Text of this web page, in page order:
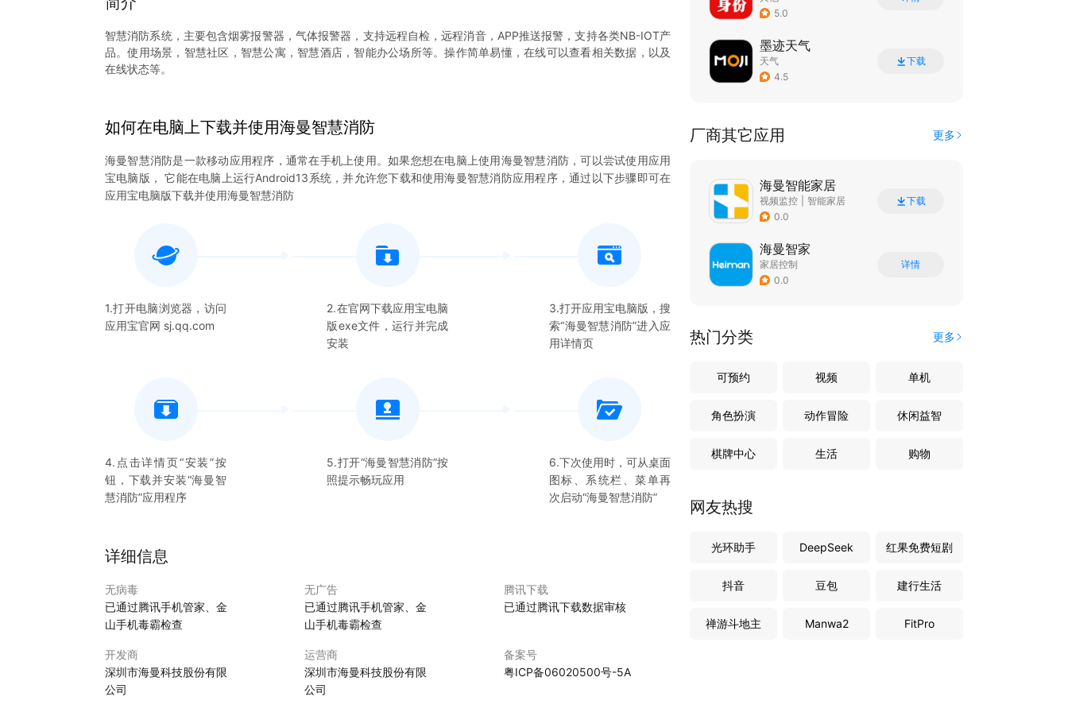
智慧消防系统，主要包含烟雾报警器，气体报警器，支持远程自检，远程消音，APP推送报警，支持各类NB-IOT产
品。使用场景，智慧社区，智慧公寓，智慧酒店，智能办公场所等。操作简单易懂，在线可以查看相关数据，以及
在线状态等。
如何在电脑上下载并使用海曼智慧消防
海曼智慧消防是一款移动应用程序，通常在手机上使用。如果您想在电脑上使用海曼智慧消防 ，可以尝试使用应用
宝电脑版， 它能在电脑上运行Android13系统，并允许您下载和使用海曼智慧消防应用程序，通过以下步骤即可在
应用宝电脑版下载并使用海曼智慧消防
1.打开电脑浏览器，访问
应用宝官网 sj.qq.com
2.在官网下载应用宝电脑
版exe文件，运行并完成
安装
3.打开应用宝电脑版，搜
索“海曼智慧消防”进入应
用详情页
4.点击详情页“安装”按
钮，下载并安装“海曼智
慧消防”应用程序
5.打开“海曼智慧消防”按
照提示畅玩应用
6.下次使用时，可从桌面
图标、系统栏、菜单再
次启动“海曼智慧消防”
详细信息
无病毒
已通过腾讯手机管家、金
山手机毒霸检查
无广告
已通过腾讯手机管家、金
山手机毒霸检查
腾讯下载
已通过腾讯下载数据审核
开发商
深圳市海曼科技股份有限
公司
运营商
深圳市海曼科技股份有限
公司
备案号
粤ICP备06020500号-5A
5.0
墨迹天气
天气
4.5
下载
厂商其它应用 更多
海曼智能家居
视频监控
智能家居
| 家居装修
0.0
下载
海曼智家
家居控制
0.0
详情
热门分类 更多
可预约 视频 单机
角色扮演 动作冒险 休闲益智
棋牌中心 生活 购物
网友热搜
光环助手 DeepSeek 红果免费短剧
抖音 豆包 建行生活
禅游斗地主 Manwa2 FitPro